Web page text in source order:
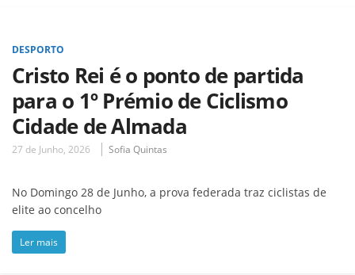
DESPORTO
Cristo Rei é o ponto de partida
para o 1º Prémio de Ciclismo
Cidade de Almada
27 de Junho, 2026 Sofia Quintas
No Domingo 28 de Junho, a prova federada traz ciclistas de
elite ao concelho
Ler mais